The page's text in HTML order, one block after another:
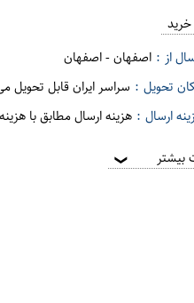
از : اصفهان-اصفهان
تحویل : سراسر ایران قابل تحویل
ارسال : هزینه ارسال مطابق با
بیشتر ❯